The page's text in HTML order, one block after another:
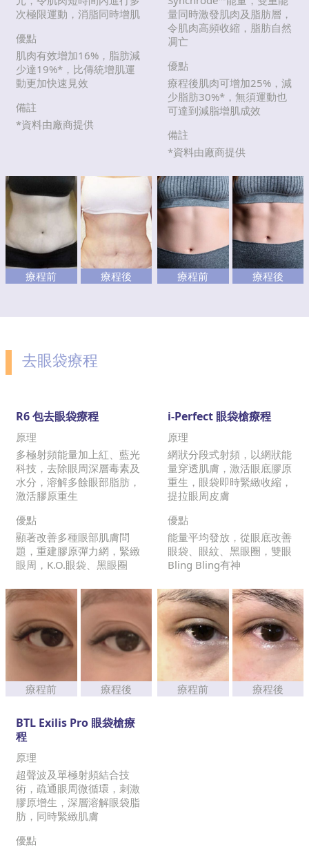
次極限運動，消脂同時增肌
優點
肌肉有效增加16%，脂肪減
少達19%*，比傳統增肌運
動更加快速見效
備註
*資料由廠商提供
療程前 療程後
量同時激發肌肉及脂肪層，
令肌肉高頻收縮，脂肪自然
凋亡
優點
療程後肌肉可增加25%，減
少脂肪30%*，無須運動也
可達到減脂增肌成效
備註
*資料由廠商提供
療程前 療程後
去眼袋療程
R6 包去眼袋療程
原理
多極射頻能量加上紅、藍光
科技，去除眼周深層毒素及
水分，溶解多餘眼部脂肪，
激活膠原重生
優點
顯著改善多種眼部肌膚問
題，重建膠原彈力網，緊緻
眼周，K.O.眼袋、黑眼圈
療程前 療程後
i-Perfect 眼袋槍療程
原理
網狀分段式射頻，以網狀能
量穿透肌膚，激活眼底膠原
重生，眼袋即時緊緻收縮，
提拉眼周皮膚
優點
能量平均發放，從眼底改善
眼袋、眼紋、黑眼圈，雙眼
Bling Bling有神
療程前 療程後
BTL Exilis Pro 眼袋槍療
程
原理
超聲波及單極射頻結合技
術，疏通眼周微循環，刺激
膠原增生，深層溶解眼袋脂
肪，同時緊緻肌膚
優點